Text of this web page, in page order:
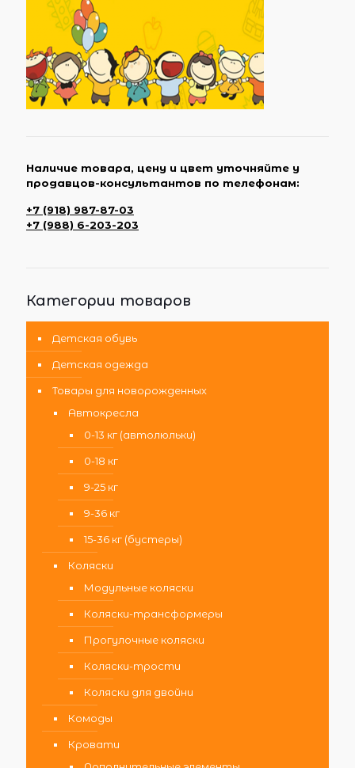
Наличие товара, цену и цвет уточняйте у
продавцов-консультантов по телефонам:
+7 (918) 987-87-03
+7 (988) 6-203-203
Категории товаров
Детская обувь
Детская одежда
Товары для новорожденных
Автокресла
0-13 кг (автолюльки)
0-18 кг
9-25 кг
9-36 кг
15-36 кг (бустеры)
Коляски
Модульные коляски
Коляски-трансформеры
Прогулочные коляски
Коляски-трости
Коляски для двойни
Комоды
Кровати